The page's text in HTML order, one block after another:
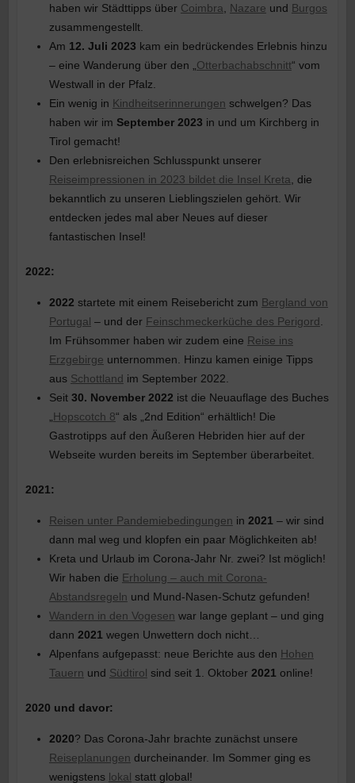
haben wir Städttipps über Coimbra Nazare und Burgos
zusammengestellt.
Am 12. Juli 2023 kam ein bedrückendes Erlebnis hinzu
– eine Wanderung über den „ Otterbachabschnitt“ vom
Westwall in der Pfalz.
Ein wenig in Kindheitserinnerungen schwelgen? Das
haben wir im September 2023 in und um Kirchberg in
Tirol gemacht!
Den erlebnisreichen Schlusspunkt unserer
Reiseimpressionen in 2023 bildet die Insel Kreta , die
bekanntlich zu unseren Lieblingszielen gehört. Wir
entdecken jedes mal aber Neues auf dieser
fantastischen Insel!
2022:
2022 startete mit einem Reisebericht zum Bergland von
Portugal – und der Feinschmeckerküche des Perigord
Im Frühsommer haben wir zudem eine Reise ins
Erzgebirge unternommen. Hinzu kamen einige Tipps
aus Schottland im September 2022.
Seit 30. November 2022 ist die Neuauflage des Buches
Hopscotch 8“ als „2nd Edition“ erhältlich! Die
Gastrotipps auf den Äußeren Hebriden hier auf der
Webseite wurden bereits im September überarbeitet.
2021:
Reisen unter Pandemiebedingungen in 2021 – wir sind
dann mal weg und klopfen ein paar Möglichkeiten ab!
Kreta und Urlaub im Corona-Jahr Nr. zwei? Ist möglich!
Wir haben die Erholung – auch mit Corona-
Abstandsregeln und Mund-Nasen-Schutz gefunden!
Wandern in den Vogesen war lange geplant – und ging
dann 2021 wegen Unwettern doch nicht…
Alpenfans aufgepasst: neue Berichte aus den Hohen
Tauern und Südtirol sind seit 1. Oktober 2021 online!
2020 und davor:
2020? Das Corona-Jahr brachte zunächst unsere
Reiseplanungen durcheinander. Im Sommer ging es
wenigstens lokal statt global!